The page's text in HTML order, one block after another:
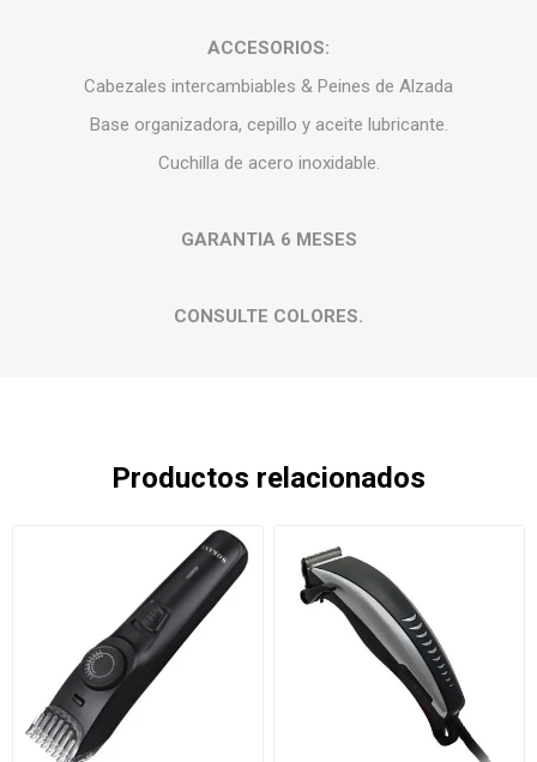
ACCESORIOS:
Cabezales intercambiables & Peines de Alzada
Base organizadora, cepillo y aceite lubricante.
Cuchilla de acero inoxidable.
GARANTIA 6 MESES
CONSULTE COLORES.
Productos relacionados